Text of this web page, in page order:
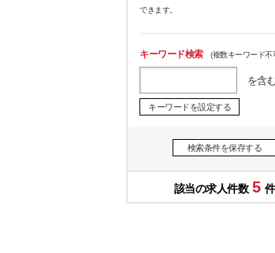
できます。
キーワード検索(複数キーワード不
を含
キーワードを設定する
検索条件を保存する
5